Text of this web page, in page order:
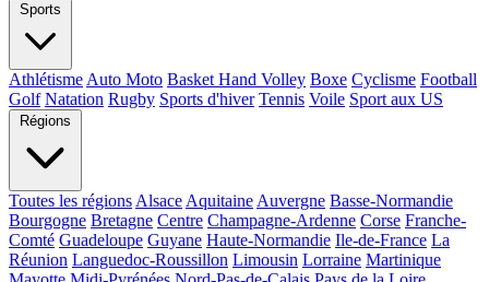
Sports
Athlétisme Auto Moto Basket Hand Volley Boxe Cyclisme Football
Golf Natation Rugby Sports d'hiver Tennis Voile Sport aux US
Régions
Toutes les régions Alsace Aquitaine Auvergne Basse-Normandie
Bourgogne Bretagne Centre Champagne-Ardenne Corse Franche-
Comté Guadeloupe Guyane Haute-Normandie Ile-de-France La
Réunion Languedoc-Roussillon Limousin Lorraine Martinique